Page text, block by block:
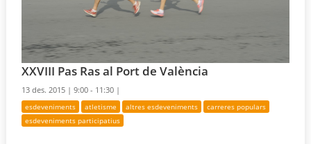
XXVIII Pas Ras al Port de València
13 des. 2015 |9:00 - 11:30 |
esdeveniments atletisme altres esdeveniments
carreres populars
esdeveniments participatius